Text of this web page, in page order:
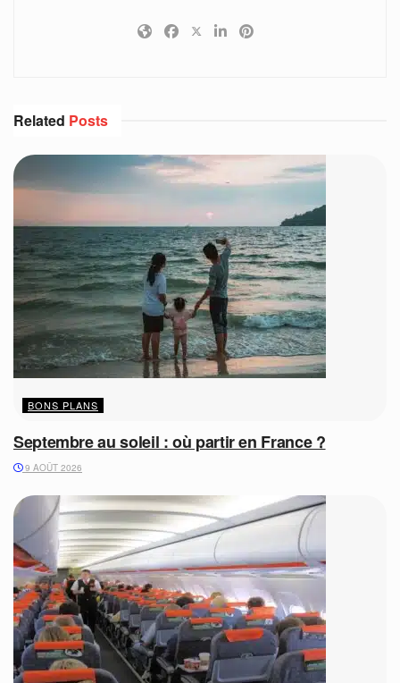
Related Posts
BONS PLANS
Septembre au soleil : où partir en France ?
9 AOÛT 2026